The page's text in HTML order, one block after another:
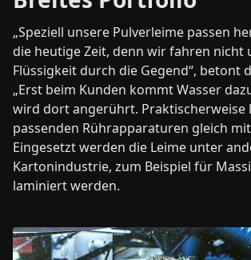
„Speziell unsere Pulverleime passen
die heutige Zeit, denn wir fahren nicht
Flüssigkeit durch die Gegend“, betont
„Erst beim Kunden kommt Wasser
wird dort angerührt. Praktischerweise
passenden Rührapparaturen gleich
Eingesetzt werden die Leime unter
Kartonindustrie, zum Beispiel für
laminiert werden.